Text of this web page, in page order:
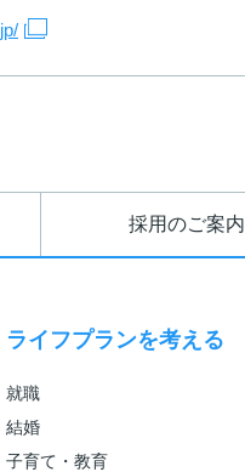
採用のご案内
ライフプランを考える
就職
結婚
子育て・教育